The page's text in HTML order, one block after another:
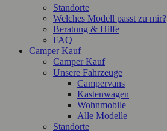
Standorte
Welches Modell passt zu mir?
Beratung & Hilfe
FAQ
Camper Kauf
Camper Kauf
Unsere Fahrzeuge
Campervans
Kastenwagen
Wohnmobile
Alle Modelle
Standorte